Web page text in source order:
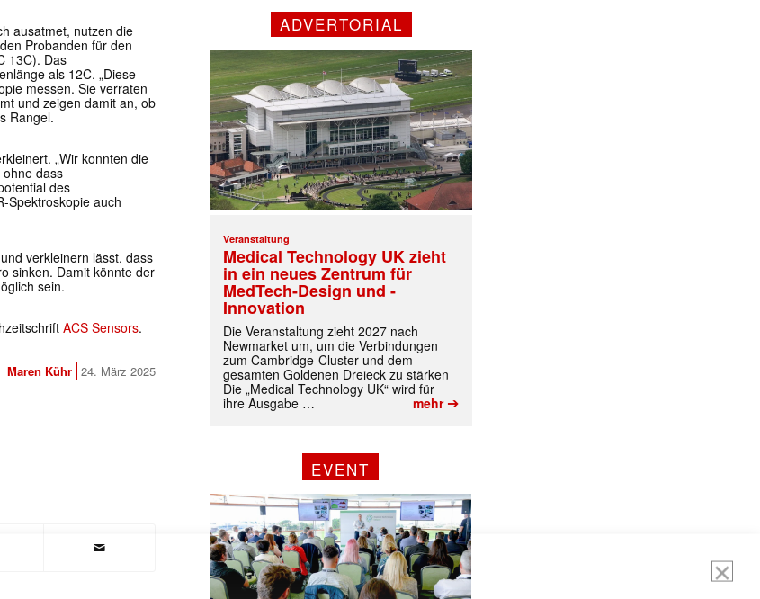
Newsletter jede Woche aktuell informiert.
ausatmet, nutzen die
Probanden für den
13C). Das
als 12C. „Diese
messen. Sie verraten
und zeigen damit an, ob
Rangel.
„Wir konnten die
dass
des
Spektroskopie auch
verkleinern lässt, dass
sinken. Damit könnte der
sein.
ACS Sensors.
Maren Kühr 24. März 2025
ADVERTORIAL
Veranstaltung
Medical Technology UK zieht
in ein neues Zentrum für
MedTech-Design und -
Innovation
Die Veranstaltung zieht 2027 nach
Newmarket um, um die Verbindungen
zum Cambridge-Cluster und dem
gesamten Goldenen Dreieck zu stärken
Die „Medical Technology UK“ wird für
ihre Ausgabe …
mehr➔
EVENT